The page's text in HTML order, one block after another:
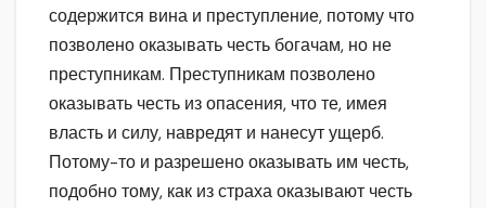
содержится вина и преступление, потому что
позволено оказывать честь богачам, но не
преступникам. Преступникам позволено
оказывать честь из опасения, что те, имея
власть и силу, навредят и нанесут ущерб.
Потому-то и разрешено оказывать им честь,
подобно тому, как из страха оказывают честь